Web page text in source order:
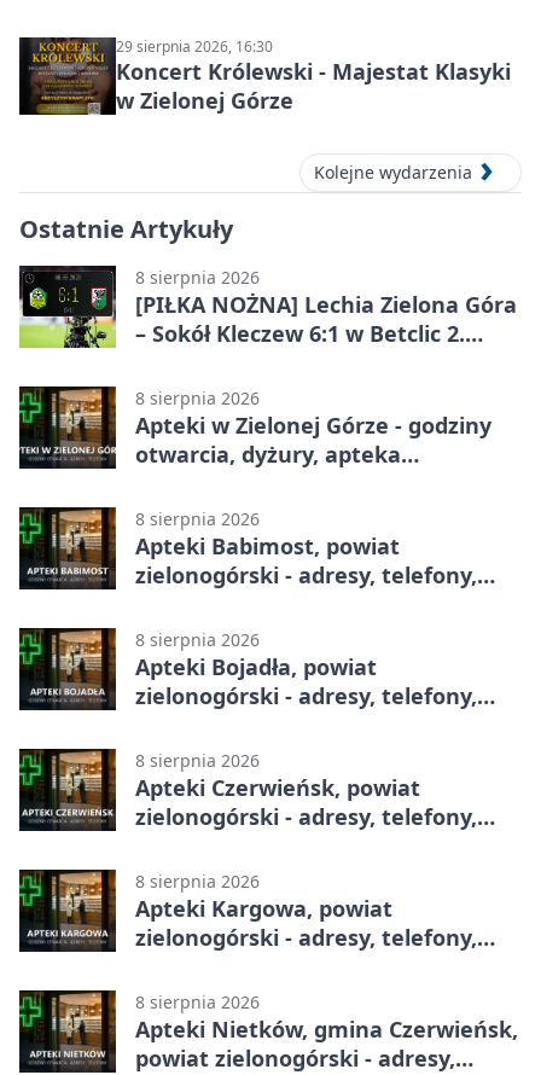
29 sierpnia 2026, 16:30
Koncert Królewski - Majestat Klasyki
w Zielonej Górze
Kolejne wydarzenia
Ostatnie Artykuły
8 sierpnia 2026
[PIŁKA NOŻNA] Lechia Zielona Góra
– Sokół Kleczew 6:1 w Betclic 2.
urządzili sobie festiwal strzelecki
8 sierpnia 2026
Apteki w Zielonej Górze - godziny
otwarcia, dyżury, apteka
8 sierpnia 2026
Apteki Babimost, powiat
zielonogórski - adresy, telefony,
8 sierpnia 2026
Apteki Bojadła, powiat
zielonogórski - adresy, telefony,
8 sierpnia 2026
Apteki Czerwieńsk, powiat
zielonogórski - adresy, telefony,
8 sierpnia 2026
Apteki Kargowa, powiat
zielonogórski - adresy, telefony,
8 sierpnia 2026
Apteki Nietków, gmina Czerwieńsk,
powiat zielonogórski - adresy,